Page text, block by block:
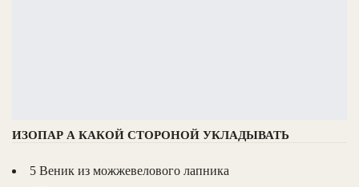
ИЗОПАР А КАКОЙ СТОРОНОЙ УКЛАДЫВАТЬ
5 Веник из можжевелового лапника